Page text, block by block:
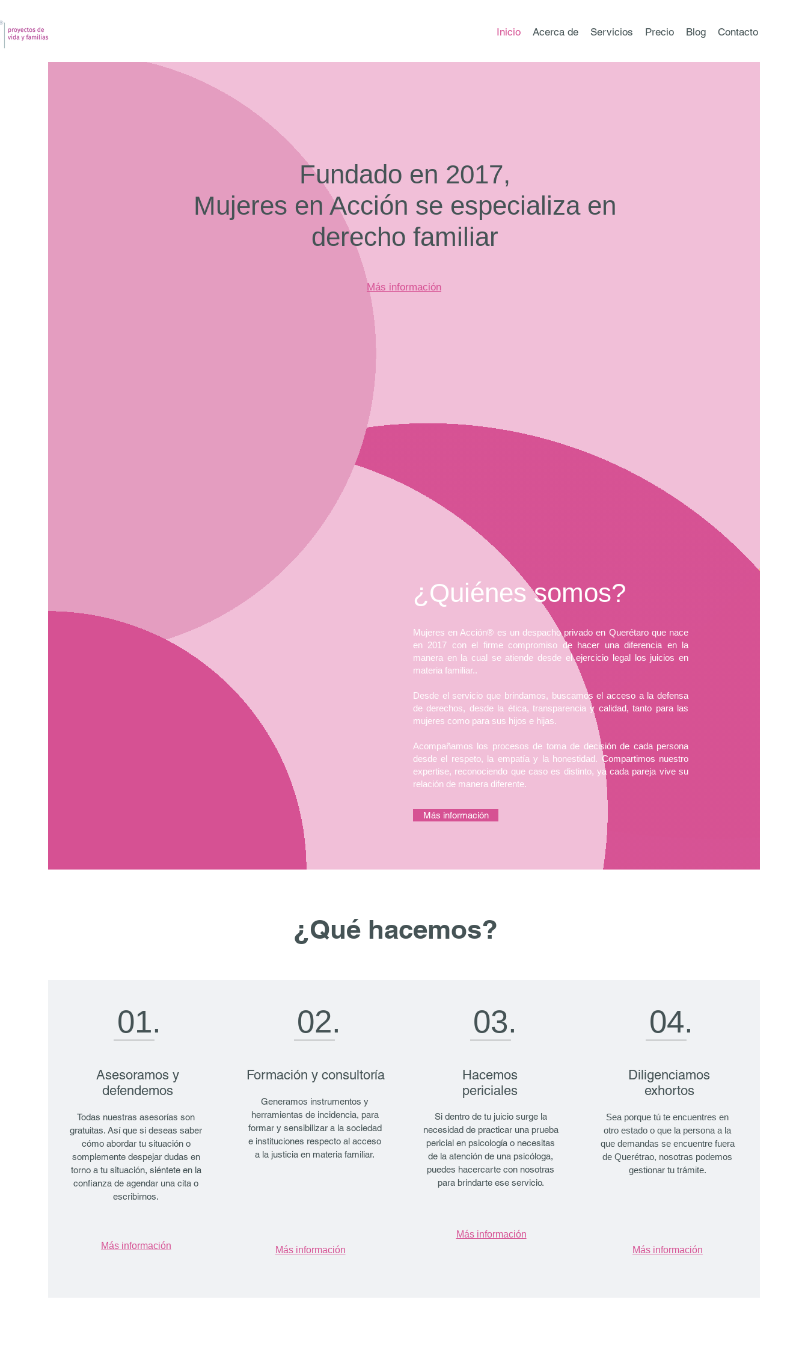
Inicio Acerca de Servicios Precio Blog Contacto
Fundado en 2017,
Mujeres en Acción se especializa en
derecho familiar
Más información
¿Quiénes somos?
Mujeres en Acción® es un despacho privado en Querétaro que nace
en 2017 con el firme compromiso de hacer una diferencia en la
manera en la cual se atiende desde el ejercicio legal los juicios en
materia familiar..
Desde el servicio que brindamos, buscamos el acceso a la defensa
de derechos, desde la ética, transparencia y calidad, tanto para las
mujeres como para sus hijos e hijas.
Acompañamos los procesos de toma de decisión de cada persona
desde el respeto, la empatía y la honestidad. Compartimos nuestro
expertise, reconociendo que caso es distinto, ya cada pareja vive su
relación de manera diferente.
Más información
¿Qué hacemos?
01.
Asesoramos y
defendemos
Todas nuestras asesorías son
gratuitas. Así que si deseas saber
cómo abordar tu situación o
somplemente despejar dudas en
torno a tu situación, siéntete en la
confianza de agendar una cita o
escribirnos.
Más información
02.
Formación y consultoría
Generamos instrumentos y
herramientas de incidencia, para
formar y sensibilizar a la sociedad
e instituciones respecto al acceso
a la justicia en materia familiar.
Más información
03.
Hacemos
periciales
Si dentro de tu juicio surge la
necesidad de practicar una prueba
pericial en psicología o necesitas
de la atención de una psicóloga,
puedes hacercarte con nosotras
para brindarte ese servicio.
Más información
04.
Diligenciamos
exhortos
Sea porque tú te encuentres en
otro estado o que la persona a la
que demandas se encuentre fuera
de Querétrao, nosotras podemos
gestionar tu trámite.
Más información